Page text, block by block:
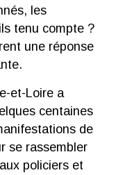
les
tenu compte ?
une réponse
et-Loire a
centaines
de
se rassembler
policiers et